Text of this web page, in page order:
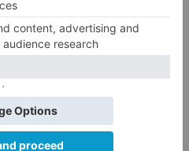
LO + VISTO
Barrio (PSOE) denuncia que la
apertura del Castillo responde a
“una foto” y no a la culminación
del proyecto